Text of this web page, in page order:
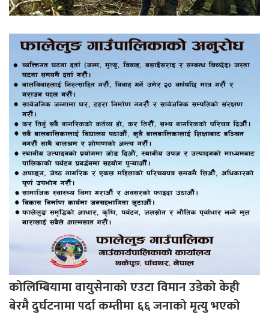
कोलिम्बियामा वायुसेनाको एउटा विमान उडेको केही
बेरमै दुर्घटनामा पर्दा कम्तीमा ६६ जनाको मृत्यु भएको